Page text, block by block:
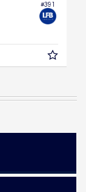
#391